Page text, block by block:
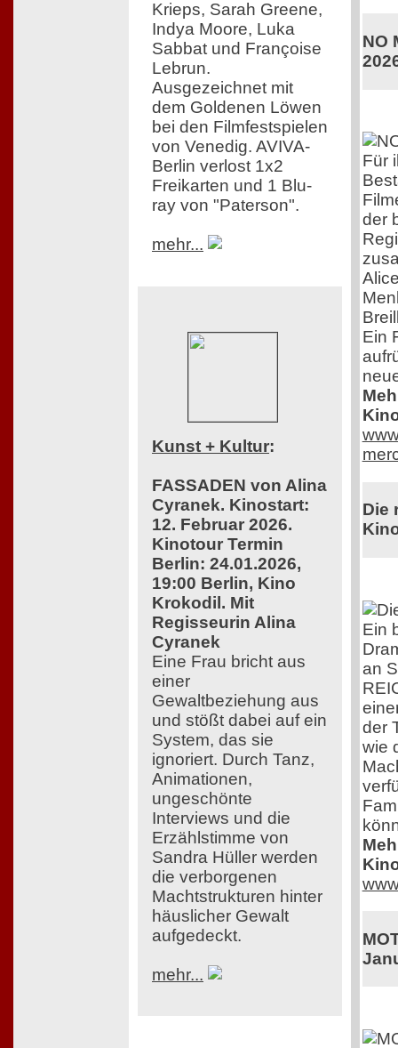
Krieps, Sarah Greene,
Indya Moore, Luka
Sabbat und Françoise
Lebrun.
Ausgezeichnet mit
dem Goldenen Löwen
bei den Filmfestspielen
von Venedig. AVIVA-
Berlin verlost 1x2
Freikarten und 1 Blu-
ray von "Paterson".
mehr...
Kunst + Kultur:
FASSADEN von Alina
Cyranek. Kinostart:
12. Februar 2026.
Kinotour Termin
Berlin: 24.01.2026,
19:00 Berlin, Kino
Krokodil. Mit
Regisseurin Alina
Cyranek
Eine Frau bricht aus
einer
Gewaltbeziehung aus
und stößt dabei auf ein
System, das sie
ignoriert. Durch Tanz,
Animationen,
ungeschönte
Interviews und die
Erzählstimme von
Sandra Hüller werden
die verborgenen
Machtstrukturen hinter
häuslicher Gewalt
aufgedeckt.
mehr...
NO
Für
der
Ein
Die
Ein
an
der
wie